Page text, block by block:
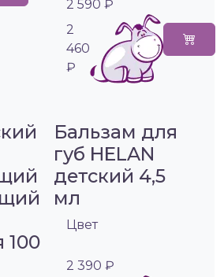
2 590 ₽
2
460
₽
100
Бальзам для
губ HELAN
детский 4,5
мл
Цвет
2 390 ₽